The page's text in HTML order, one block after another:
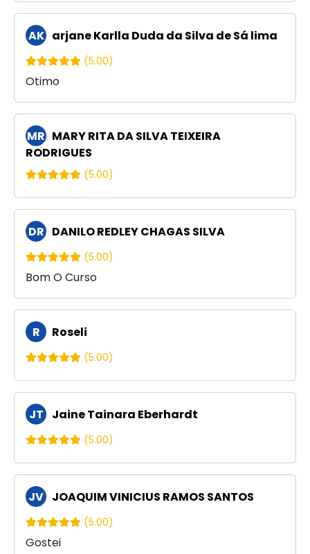
AK arjane Karlla Duda da Silva de Sá lima
(5.00)
Otimo
MR MARY RITA DA SILVA TEIXEIRA
RODRIGUES
(5.00)
DR DANILO REDLEY CHAGAS SILVA
(5.00)
Bom O Curso
R Roseli
(5.00)
JT Jaine Tainara Eberhardt
(5.00)
JV JOAQUIM VINICIUS RAMOS SANTOS
(5.00)
Gostei